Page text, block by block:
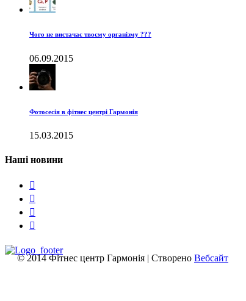
Чого не вистачає твоєму організму ???
06.09.2015
Фотосесія в фітнес центрі Гармонія
15.03.2015
Наші новини




© 2014 Фітнес центр Гармонія | Створено Вебсайт